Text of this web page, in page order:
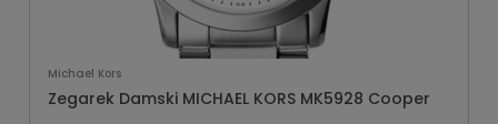
Michael Kors
Zegarek Damski MICHAEL KORS MK5928 Cooper